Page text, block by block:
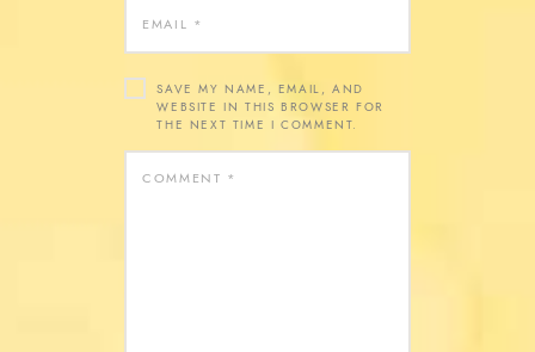
SAVE MY NAME, EMAIL, AND
WEBSITE IN THIS BROWSER FOR
THE NEXT TIME I COMMENT.